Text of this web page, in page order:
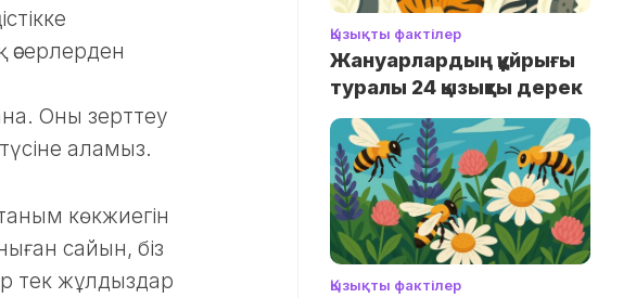
Оны зерттеу
аламыз.
көкжиегін
сайын, біз
тек жұлдыздар
Қызықты фактілер
Жануарлардың құйрығы
туралы 24 қызықты дерек
Қызықты фактілер